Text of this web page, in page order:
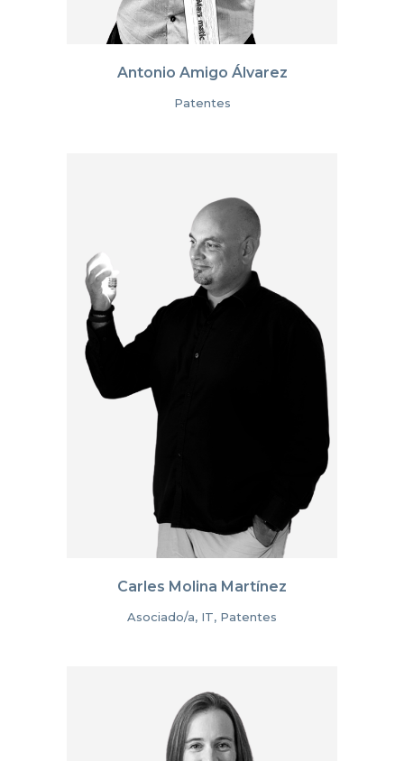
Antonio Amigo Álvarez
Patentes
Carles Molina Martínez
Asociado/a, IT, Patentes